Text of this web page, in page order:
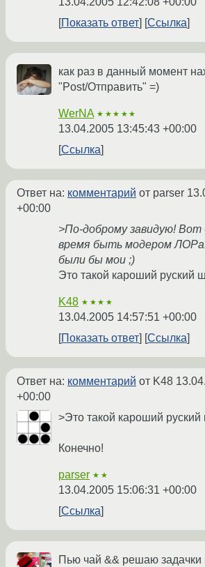
Показать ответ
Ссылка
как раз в данный момент
"Post/Отправить" =)
WerNA ★★★★★
13.04.2005 13:45:43 +00:00
Ссылка
Ответ на: комментарий от parser
+00:00
>По-доброму завидую! Вот
время быть модером ЛОРа.
были бы мои ;)
Это такой кароший руский
K48 ★★★★
13.04.2005 14:57:51 +00:00
Показать ответ
Ссылка
Ответ на: комментарий от K48
+00:00
>Это такой кароший руский
Конечно!
parser ★★
13.04.2005 15:06:31 +00:00
Ссылка
Пью чай && решаю задачки